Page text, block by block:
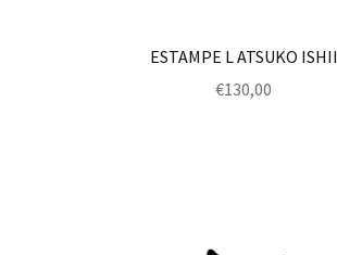
ESTAMPE L ATSUKO ISHII
€130,00